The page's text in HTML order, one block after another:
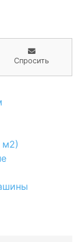
Спросить
м2)